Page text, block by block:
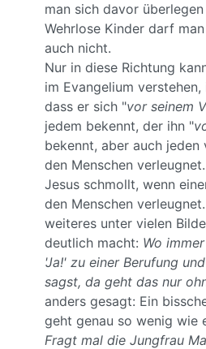
man sich davor
Wehrlose Kinder darf
auch nicht.
Nur in diese Richtung
im Evangelium
dass er sich "vor seinem
jedem bekennt, der ihn "
bekennt, aber auch
den Menschen
Jesus schmollt, wenn
den Menschen
weiteres unter vielen
deutlich macht: Wo
'Ja!' zu einer Berufung
sagst, da geht das nur
anders gesagt: Ein
geht genau so wenig wie
Fragt mal die Jungfrau